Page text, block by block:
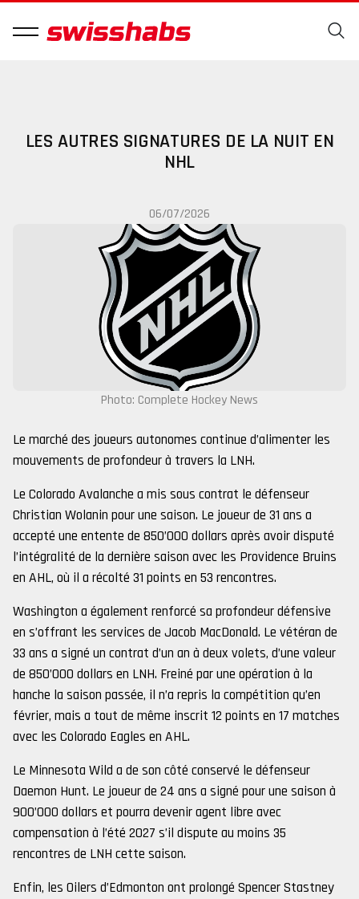
LES AUTRES SIGNATURES DE LA NUIT EN
NHL
06/07/2026
Photo: Complete Hockey News
Le marché des joueurs autonomes continue d’alimenter les
mouvements de profondeur à travers la LNH.
Le Colorado Avalanche a mis sous contrat le défenseur
Christian Wolanin pour une saison. Le joueur de 31 ans a
accepté une entente de 850’000 dollars après avoir disputé
l’intégralité de la dernière saison avec les Providence Bruins
en AHL, où il a récolté 31 points en 53 rencontres.
Washington a également renforcé sa profondeur défensive
en s’offrant les services de Jacob MacDonald. Le vétéran de
33 ans a signé un contrat d’un an à deux volets, d’une valeur
de 850’000 dollars en LNH. Freiné par une opération à la
hanche la saison passée, il n’a repris la compétition qu’en
février, mais a tout de même inscrit 12 points en 17 matches
avec les Colorado Eagles en AHL.
Le Minnesota Wild a de son côté conservé le défenseur
Daemon Hunt. Le joueur de 24 ans a signé pour une saison à
900’000 dollars et pourra devenir agent libre avec
compensation à l’été 2027 s’il dispute au moins 35
rencontres de LNH cette saison.
Enfin, les Oilers d’Edmonton ont prolongé Spencer Stastney